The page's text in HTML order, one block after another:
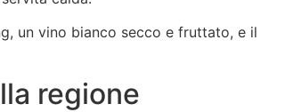
un vino bianco secco e fruttato, e il
regione